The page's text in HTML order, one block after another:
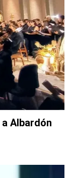
Albardón